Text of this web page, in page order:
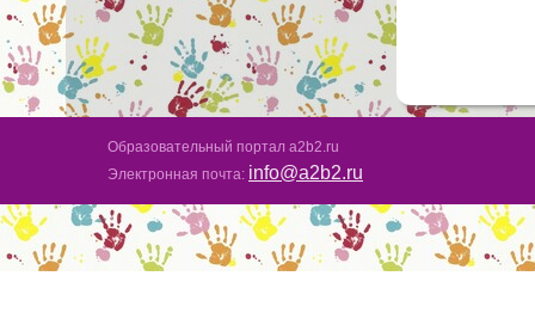
Образовательный портал a2b2.ru
Электронная почта: info@a2b2.ru